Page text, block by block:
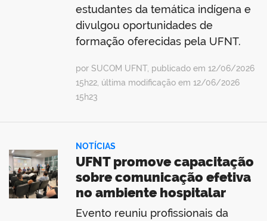
estudantes da temática indígena e
divulgou oportunidades de
formação oferecidas pela UFNT.
por SUCOM UFNT, publicado em 12/06/2026
15h22, última modificação em 12/06/2026
15h23
NOTÍCIAS
UFNT promove capacitação
sobre comunicação efetiva
no ambiente hospitalar
Evento reuniu profissionais da